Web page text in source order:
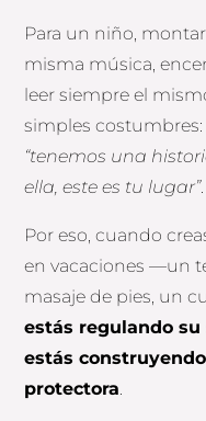
Para un niño,
misma música,
leer siempre el
simples
“tenemos una
ella, este es tu lugar”.
Por eso, cuando
en vacaciones —un
masaje de pies, un
estás regulando
estás
protectora.